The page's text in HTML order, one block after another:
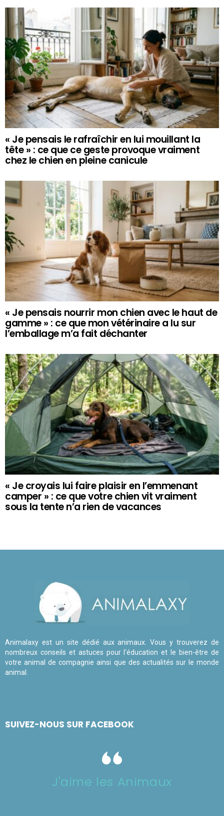
« Je pensais le rafraîchir en lui mouillant la
tête » : ce que ce geste provoque vraiment
chez le chien en pleine canicule
« Je pensais nourrir mon chien avec le haut de
gamme » : ce que mon vétérinaire a lu sur
l’emballage m’a fait déchanter
« Je croyais lui faire plaisir en l’emmenant
camper » : ce que votre chien vit vraiment
sous la tente n’a rien de vacances
Animalaxy est un site dédié aux animaux. Vous y trouverez de
nombreux conseils et astuces pour l'éducation et le bien-être de
votre animal de compagnie ainsi que des actualités sur le monde
animal.
SUIVEZ-NOUS SUR FACEBOOK
J'aime les Animaux